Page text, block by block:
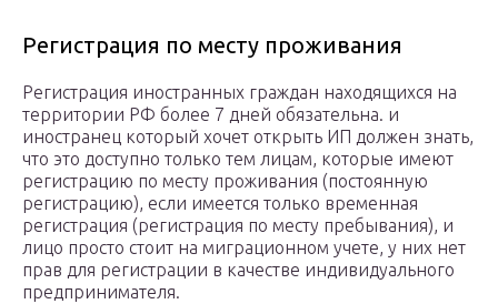
Регистрация по месту проживания
Регистрация иностранных граждан находящихся на
территории РФ более 7 дней обязательна. и
иностранец который хочет открыть ИП должен знать,
что это доступно только тем лицам, которые имеют
регистрацию по месту проживания (постоянную
регистрацию), если имеется только временная
регистрация (регистрация по месту пребывания), и
лицо просто стоит на миграционном учете, у них нет
прав для регистрации в качестве индивидуального
предпринимателя.